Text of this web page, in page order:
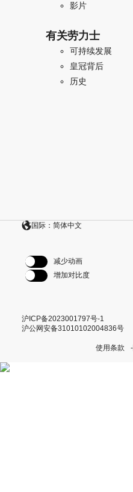
影片
有关劳力士
可持续发展
皇冠背后
历史
国际：简体中文
减少动画
增加对比度
沪ICP备2023001797号-1
沪公网安备31010102004836号
使用条款